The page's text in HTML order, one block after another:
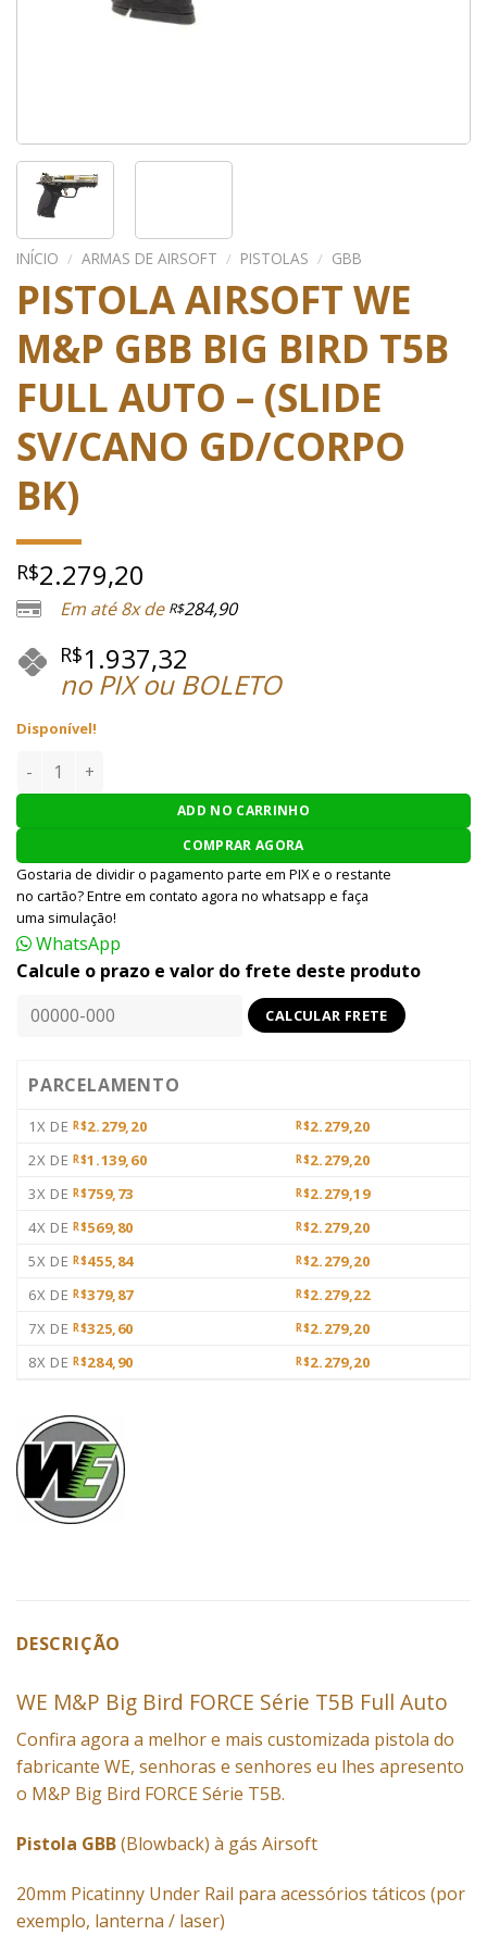
INÍCIO / ARMAS DE AIRSOFT / PISTOLAS / GBB
PISTOLA AIRSOFT WE
M&P GBB BIG BIRD T5B
FULL AUTO – (SLIDE
SV/CANO GD/CORPO
BK)
R$2.279,20
Em até 8x de R$284,90
R$1.937,32
no PIX ou BOLETO
Disponível!
PISTOLA AIRSOFT WE M&P GBB BIG BIRD T5B FULL AUTO -
ADD NO CARRINHO
COMPRAR AGORA
Gostaria de dividir o pagamento parte em PIX e o restante
no cartão? Entre em contato agora no whatsapp e faça
uma simulação!
WhatsApp
Calcule o prazo e valor do frete deste produto
PARCELAMENTO
1X DE R$2.279,20 R$2.279,20
2X DE R$1.139,60 R$2.279,20
3X DE R$759,73 R$2.279,19
4X DE R$569,80 R$2.279,20
5X DE R$455,84 R$2.279,20
6X DE R$379,87 R$2.279,22
7X DE R$325,60 R$2.279,20
8X DE R$284,90 R$2.279,20
DESCRIÇÃO
WE M&P Big Bird FORCE Série T5B Full Auto
Confira agora a melhor e mais customizada pistola do
fabricante WE, senhoras e senhores eu lhes apresento
o M&P Big Bird FORCE Série T5B.
Pistola GBB(Blowback) à gás Airsoft
20mm Picatinny Under Rail para acessórios táticos (por
exemplo, lanterna / laser)